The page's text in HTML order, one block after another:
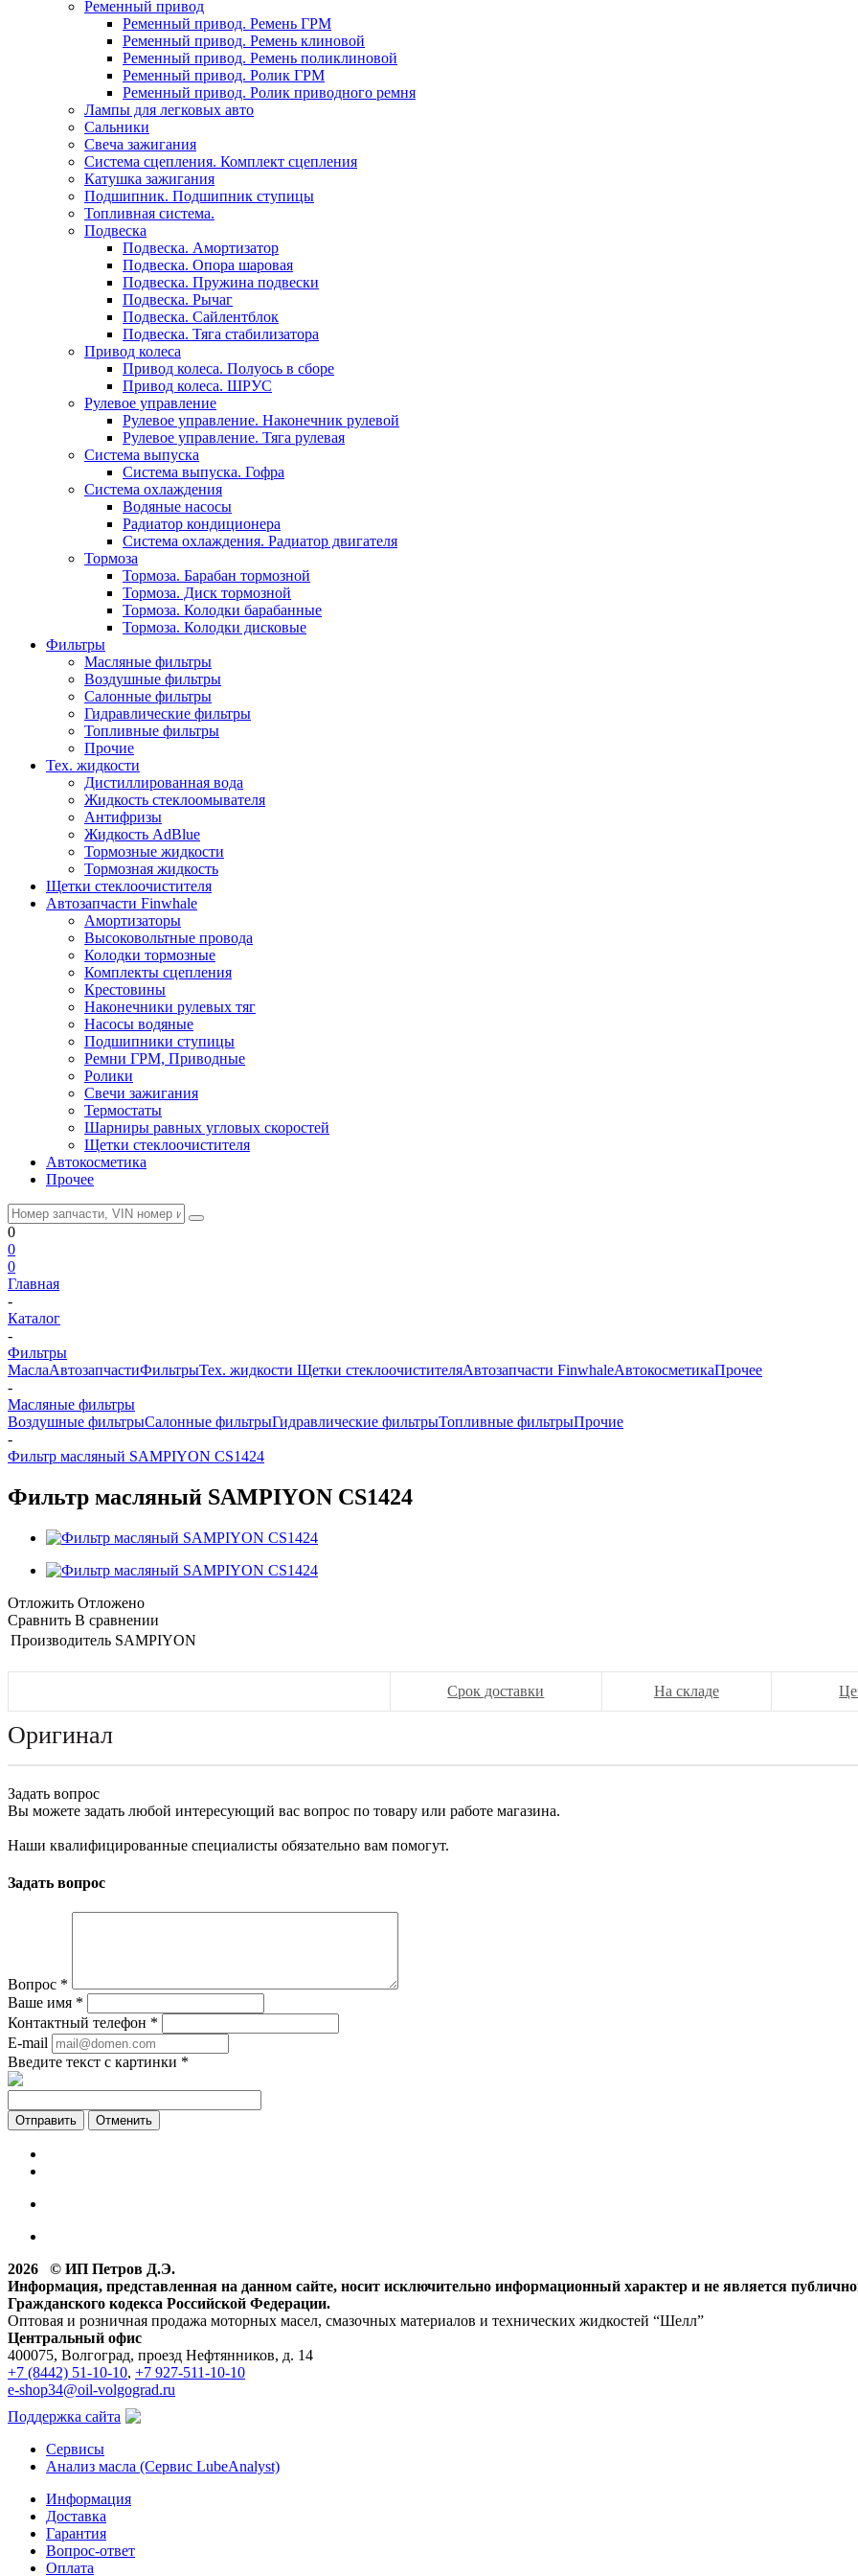
Ременный привод
Ременный привод. Ремень ГРМ
Ременный привод. Ремень клиновой
Ременный привод. Ремень поликлиновой
Ременный привод. Ролик ГРМ
Ременный привод. Ролик приводного ремня
Лампы для легковых авто
Сальники
Свеча зажигания
Система сцепления. Комплект сцепления
Катушка зажигания
Подшипник. Подшипник ступицы
Топливная система.
Подвеска
Подвеска. Амортизатор
Подвеска. Опора шаровая
Подвеска. Пружина подвески
Подвеска. Рычаг
Подвеска. Сайлентблок
Подвеска. Тяга стабилизатора
Привод колеса
Привод колеса. Полуось в сборе
Привод колеса. ШРУС
Рулевое управление
Рулевое управление. Наконечник рулевой
Рулевое управление. Тяга рулевая
Система выпуска
Система выпуска. Гофра
Система охлаждения
Водяные насосы
Радиатор кондиционера
Система охлаждения. Радиатор двигателя
Тормоза
Тормоза. Барабан тормозной
Тормоза. Диск тормозной
Тормоза. Колодки барабанные
Тормоза. Колодки дисковые
Фильтры
Масляные фильтры
Воздушные фильтры
Салонные фильтры
Гидравлические фильтры
Топливные фильтры
Прочие
Тех. жидкости
Дистиллированная вода
Жидкость стеклоомывателя
Антифризы
Жидкость AdBlue
Тормозные жидкости
Тормозная жидкость
Щетки стеклоочистителя
Автозапчасти Finwhale
Амортизаторы
Высоковольтные провода
Колодки тормозные
Комплекты сцепления
Крестовины
Наконечники рулевых тяг
Насосы водяные
Подшипники ступицы
Ремни ГРМ, Приводные
Ролики
Свечи зажигания
Термостаты
Шарниры равных угловых скоростей
Щетки стеклоочистителя
Автокосметика
Прочее
0
0
0
Главная
-
Каталог
-
Фильтры
МаслаАвтозапчастиФильтрыТех. жидкости Щетки стеклоочистителяАвтозапчасти FinwhaleАвтокосметикаПрочее
-
Масляные фильтры
Воздушные фильтрыСалонные фильтрыГидравлические фильтрыТопливные фильтрыПрочие
-
Фильтр масляный SAMPIYON CS1424
Фильтр масляный SAMPIYON CS1424
Отложить Отложено
Сравнить В сравнении
Производитель SAMPIYON
Срок доставки На складе
Оригинал
Задать вопрос
Вы можете задать любой интересующий вас вопрос по товару или работе магазина.
Наши квалифицированные специалисты обязательно вам помогут.
Задать вопрос
Вопрос *
Ваше имя *
Контактный телефон *
E-mail
Введите текст с картинки *
Отменить
2026 © ИП Петров Д.Э.
Информация, представленная на данном сайте, носит исключительно информационный характер и не является
Гражданского кодекса Российской Федерации.
Оптовая и розничная продажа моторных масел, смазочных материалов и технических жидкостей “Шелл”
Центральный офис
400075, Волгоград, проезд Нефтянников, д. 14
+7 (8442) 51-10-10, +7 927-511-10-10
e-shop34@oil-volgograd.ru
Поддержка сайта
Сервисы
Анализ масла (Сервис LubeAnalyst)
Информация
Доставка
Гарантия
Вопрос-ответ
Оплата